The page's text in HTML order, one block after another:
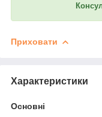
Приховати
Характеристики
Основні